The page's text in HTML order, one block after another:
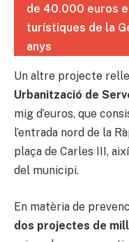
de 40.000 euros
turístiques de la
anys
Un altre projecte
Urbanització de
mig d’euros, que
l’entrada nord de la
plaça de Carles III,
del municipi.
En matèria de
dos projectes de